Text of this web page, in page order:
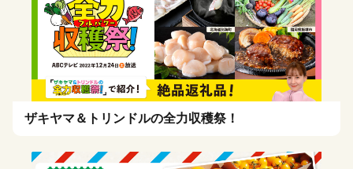
ザキヤマ＆トリンドルの全力収穫祭！